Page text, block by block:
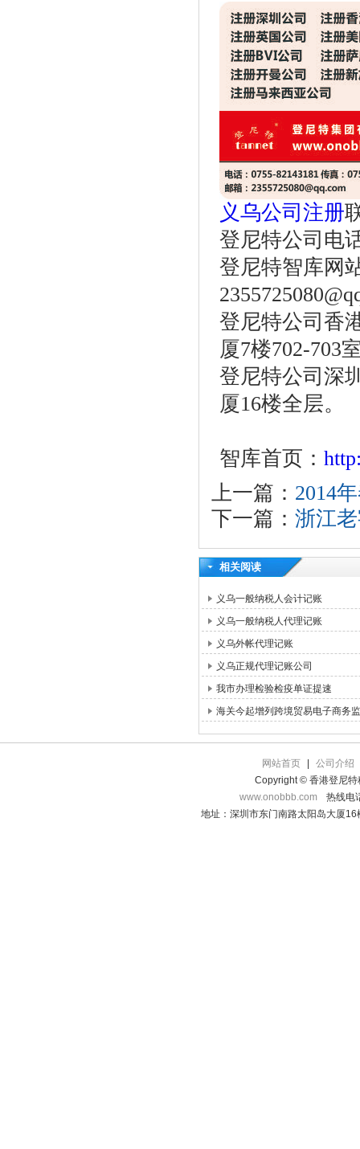
义乌公司注册
登尼特公司电
登尼特智库网
登尼特公司香
厦7楼702-703
登尼特公司深
厦16楼全层。
智库首页：
上一篇： 2014
下一篇： 浙江
相关阅读
义乌一般纳税人会计记账
义乌一般纳税人代理记账
义乌外帐代理记账
义乌正规代理记账公司
我市办理检验检疫单证提速
海关今起增列跨境贸易电子商务
网站首页
公司介绍
Copyright © 香港登尼特
www.onobbb.com
热线电
地址：深圳市东门南路太阳岛大厦